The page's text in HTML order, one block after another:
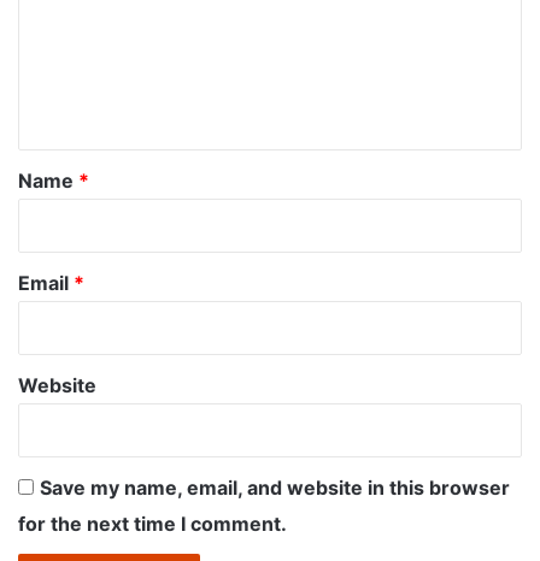
*
Name *
Email *
Website
Save my name, email, and website in this browser
for the next time I comment.